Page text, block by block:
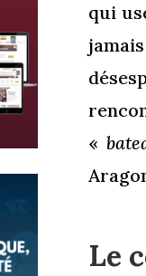
qui
«
Le